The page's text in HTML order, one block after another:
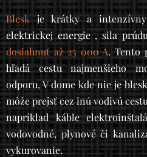
Bleskje krátky a intenzívny
elektrickej energie , sila
dosiahnuť až 25 000 A. Tento
hľadá cestu najmenšieho
odporu, V dome kde nie je
môže prejsť cez inú vodivú
napríklad káble
vodovodné, plynové či
vykurovanie.